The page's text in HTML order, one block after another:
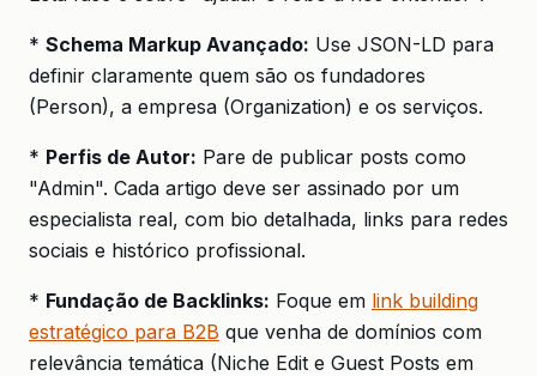
* Schema Markup Avançado: Use JSON-LD para
definir claramente quem são os fundadores
(Person), a empresa (Organization) e os serviços.
* Perfis de Autor: Pare de publicar posts como
"Admin". Cada artigo deve ser assinado por um
especialista real, com bio detalhada, links para redes
sociais e histórico profissional.
* Fundação de Backlinks: Foque em link building
estratégico para B2B que venha de domínios com
relevância temática (Niche Edit e Guest Posts em